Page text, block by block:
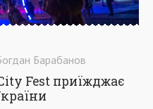
Барабанов
Fest приїжджає